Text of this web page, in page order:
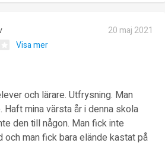
20 maj 2021
Visa mer
och lärare. Utfrysning. Man
mina värsta år i denna skola
den till någon. Man fick inte
och man fick bara elände kastat på